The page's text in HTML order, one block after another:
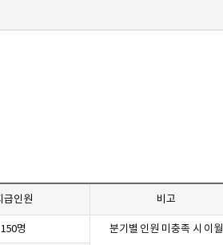
급인원 비고
150명 분기별 인원 미충족 시 이월